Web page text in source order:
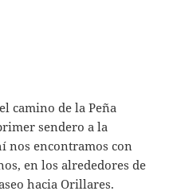
camino de la Peña
sendero a la
nos encontramos con
en los alrededores de
hacia Orillares.